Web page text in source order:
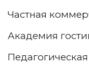
Частная
Академия